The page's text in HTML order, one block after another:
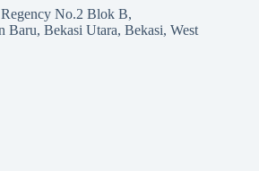
No.2 Blok B,
Baru, Bekasi Utara, Bekasi, West